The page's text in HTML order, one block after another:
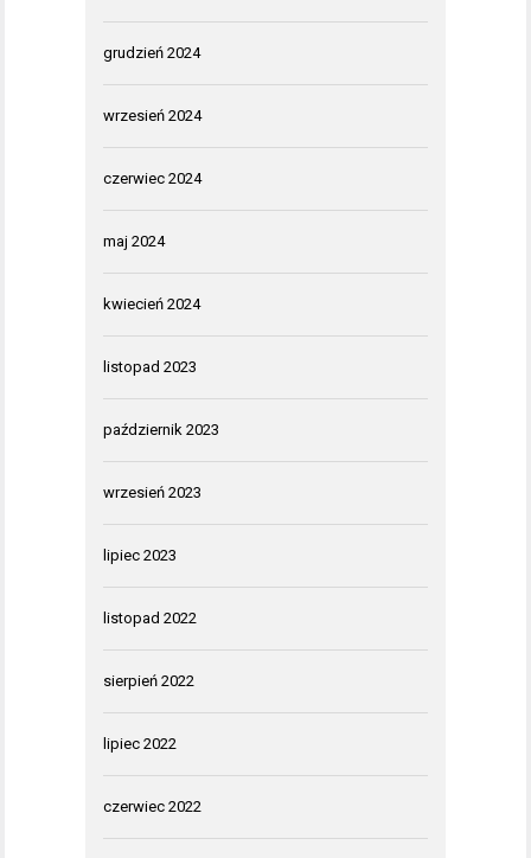
grudzień 2024
wrzesień 2024
czerwiec 2024
maj 2024
kwiecień 2024
listopad 2023
październik 2023
wrzesień 2023
lipiec 2023
listopad 2022
sierpień 2022
lipiec 2022
czerwiec 2022